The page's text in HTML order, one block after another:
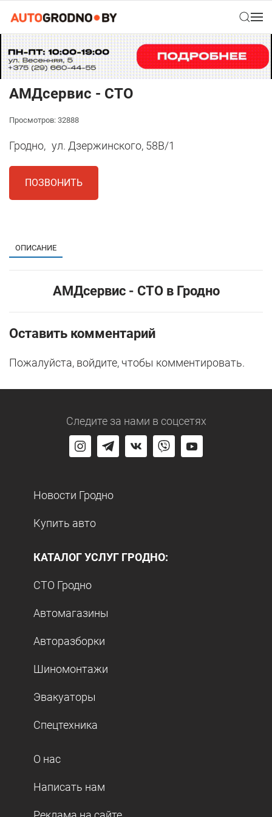
АМДсервис - СТО
Просмотров: 32888
Гродно, ул. Дзержинского, 58В/1
ПОЗВОНИТЬ
ОПИСАНИЕ
АМДсервис - СТО в Гродно
Оставить комментарий
Пожалуйста, войдите, чтобы комментировать.
Следите за нами в соцсетях
Новости Гродно
Купить авто
КАТАЛОГ УСЛУГ ГРОДНО:
СТО Гродно
Автомагазины
Авторазборки
Шиномонтажи
Эвакуаторы
Спецтехника
О нас
Написать нам